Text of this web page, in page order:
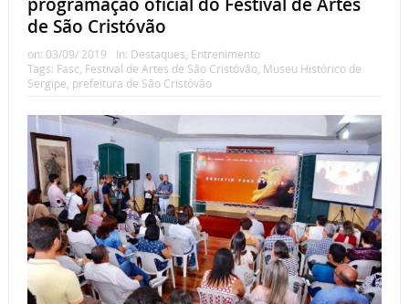
de São Cristóvão
on: 03/09/ 2019 In: Destaques Entrenimento
Tags: Fasc Festival de Artes de São Cristóvão, Museu Histórico de
Sergipe prefeitura de São Cristóvão